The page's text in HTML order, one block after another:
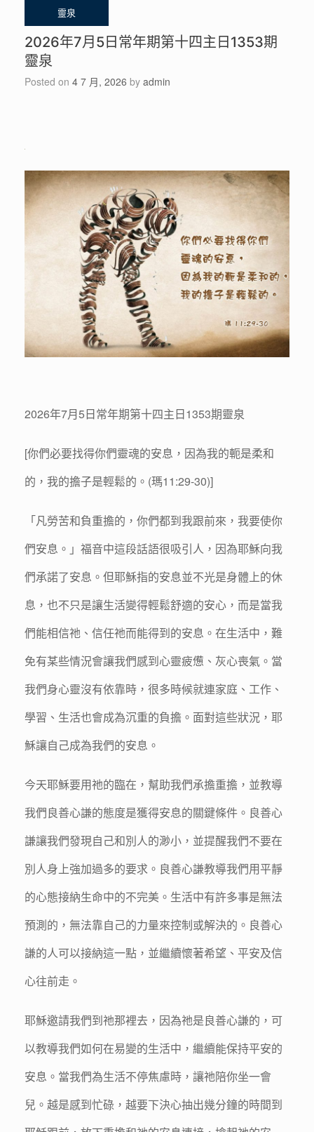
2026年7月5日常年期第十四主日1353期
靈泉
Posted on 4 7 月, 2026 by admin
2026年7月5日常年期第十四主日1353期靈泉
[你們必要找得你們靈魂的安息，因為我的軛是柔和
的，我的擔子是輕鬆的。(瑪11:29-30)]
「凡勞苦和負重擔的，你們都到我跟前來，我要使你
們安息。」福音中這段話語很吸引人，因為耶穌向我
們承諾了安息。但耶穌指的安息並不光是身體上的休
息，也不只是讓生活變得輕鬆舒適的安心，而是當我
們能相信祂、信任祂而能得到的安息。在生活中，難
免有某些情況會讓我們感到心靈疲憊、灰心喪氣。當
我們身心靈沒有依靠時，很多時候就連家庭、工作、
學習、生活也會成為沉重的負擔。面對這些狀況，耶
穌讓自己成為我們的安息。
今天耶穌要用祂的臨在，幫助我們承擔重擔，並教導
我們良善心謙的態度是獲得安息的關鍵條件。良善心
謙讓我們發現自己和別人的渺小，並提醒我們不要在
別人身上強加過多的要求。良善心謙教導我們用平靜
的心態接納生命中的不完美。生活中有許多事是無法
預測的，無法靠自己的力量來控制或解決的。良善心
謙的人可以接納這一點，並繼續懷著希望、平安及信
心往前走。
耶穌邀請我們到祂那裡去，因為祂是良善心謙的，可
以教導我們如何在易變的生活中，繼續能保持平安的
安息。當我們為生活不停焦慮時，讓祂陪你坐一會
兒。越是感到忙碌，越要下決心抽出幾分鐘的時間到